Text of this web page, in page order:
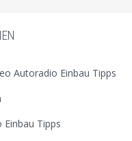
Autoradio Einbau Tipps
Tipps